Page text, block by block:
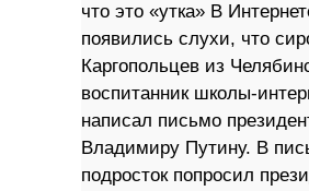
что это «утка» В
появились слухи, что
Каргопольцев из
воспитанник школы-
написал письмо
Владимиру Путину. В
подросток попросил